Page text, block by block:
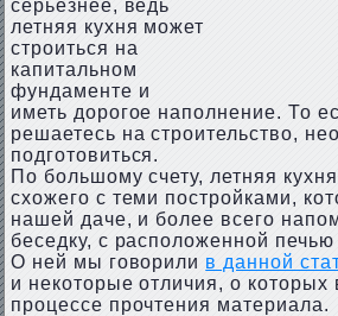
серьезнее, ведь
летняя кухня может
строиться на
капитальном
фундаменте и
иметь дорогое наполнение. То
решаетесь на строительство,
подготовиться.
По большому счету, летняя
схожего с теми постройками,
нашей даче, и более всего
беседку, с расположенной
О ней мы говорили в данной
и некоторые отличия, о которых
процессе прочтения материала.